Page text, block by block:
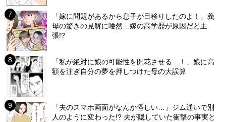
「嫁に問題があるから息子が目移りしたのよ！」義
母の驚きの見解に唖然…嫁の高学歴が原因だと主
張!?
「私が絶対に娘の可能性を開花させる…！」娘に高
額を注ぎ自分の夢を押しつけた母の大誤算
「夫のスマホ画面がなんか怪しい…」ジム通いで別
人のように変わった!? 夫が隠していた衝撃の事実と